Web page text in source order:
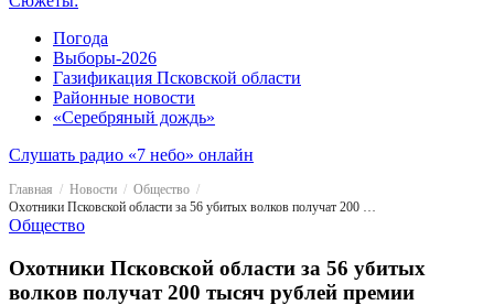
Погода
Выборы-2026
Газификация Псковской области
Районные новости
«Серебряный дождь»
Слушать радио «7 небо» онлайн
Главная Новости
Общество
Охотники Псковской области за 56 убитых волков получат 200 тысяч рублей премии
Общество
Охотники Псковской области за 56 убитых
волков получат 200 тысяч рублей премии